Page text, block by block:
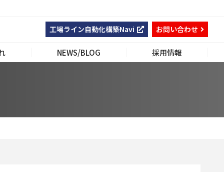
工場ライン自動化構築Navi お問い合わせ
NEWS/BLOG 採用情報